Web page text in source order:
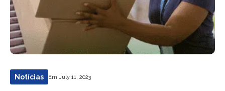
Notícias Em July 11, 2023